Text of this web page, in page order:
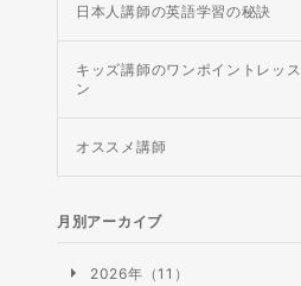
日本人講師の英語学習の秘訣
キッズ講師のワンポイントレッス
ン
オススメ講師
月別アーカイブ
2026年（11）